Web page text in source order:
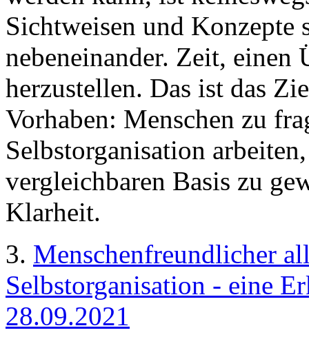
Sichtweisen und
nebeneinander. Zeit, einen
herzustellen. Das ist das
Vorhaben: Menschen zu
Selbstorganisation
vergleichbaren Basis zu
Klarheit.
3. Menschenfreundlicher
Selbstorganisation - eine
28.09.2021